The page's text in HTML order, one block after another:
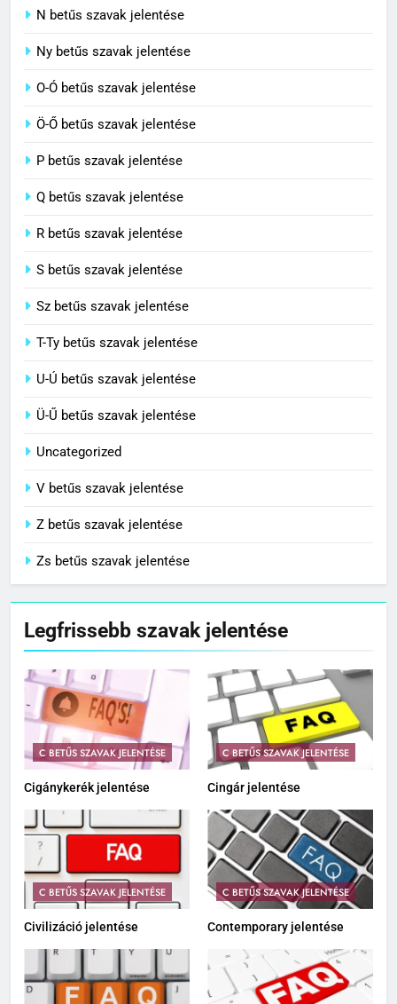
8
Centenárium jelentése
N betűs szavak jelentése
Ny betűs szavak jelentése
O-Ó betűs szavak jelentése
Ö-Ő betűs szavak jelentése
P betűs szavak jelentése
Q betűs szavak jelentése
R betűs szavak jelentése
S betűs szavak jelentése
Sz betűs szavak jelentése
T-Ty betűs szavak jelentése
U-Ú betűs szavak jelentése
Ü-Ű betűs szavak jelentése
Uncategorized
V betűs szavak jelentése
Z betűs szavak jelentése
Zs betűs szavak jelentése
Legfrissebb szavak jelentése
C BETŰS SZAVAK JELENTÉSE
Cigánykerék jelentése
C BETŰS SZAVAK JELENTÉSE
Cingár jelentése
C BETŰS SZAVAK JELENTÉSE
Civilizáció jelentése
C BETŰS SZAVAK JELENTÉSE
Contemporary jelentése